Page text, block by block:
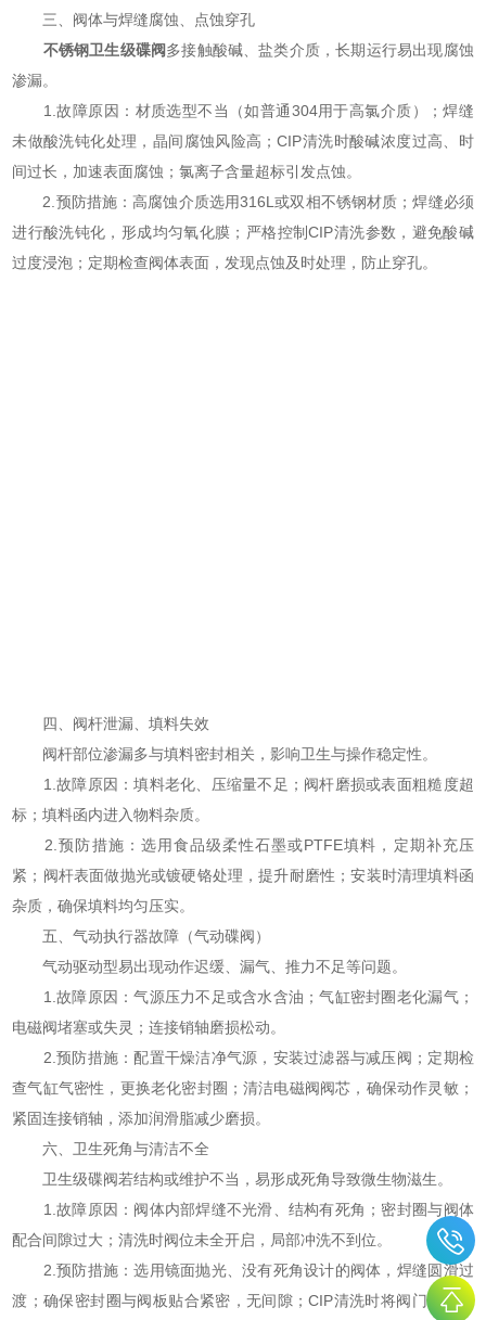
三、阀体与焊缝腐蚀、点蚀穿孔
不锈钢卫生级碟阀多接触酸碱、盐类介质，长期运行易出现腐蚀
渗漏。
1.故障原因：材质选型不当（如普通304用于高氯介质）；焊缝
未做酸洗钝化处理，晶间腐蚀风险高；CIP清洗时酸碱浓度过高、时
间过长，加速表面腐蚀；氯离子含量超标引发点蚀。
2.预防措施：高腐蚀介质选用316L或双相不锈钢材质；焊缝必须
进行酸洗钝化，形成均匀氧化膜；严格控制CIP清洗参数，避免酸碱
过度浸泡；定期检查阀体表面，发现点蚀及时处理，防止穿孔。
四、阀杆泄漏、填料失效
阀杆部位渗漏多与填料密封相关，影响卫生与操作稳定性。
1.故障原因：填料老化、压缩量不足；阀杆磨损或表面粗糙度超
标；填料函内进入物料杂质。
2.预防措施：选用食品级柔性石墨或PTFE填料，定期补充压
紧；阀杆表面做抛光或镀硬铬处理，提升耐磨性；安装时清理填料函
杂质，确保填料均匀压实。
五、气动执行器故障（气动碟阀）
气动驱动型易出现动作迟缓、漏气、推力不足等问题。
1.故障原因：气源压力不足或含水含油；气缸密封圈老化漏气；
电磁阀堵塞或失灵；连接销轴磨损松动。
2.预防措施：配置干燥洁净气源，安装过滤器与减压阀；定期检
查气缸气密性，更换老化密封圈；清洁电磁阀阀芯，确保动作灵敏；
紧固连接销轴，添加润滑脂减少磨损。
六、卫生死角与清洁不全
卫生级碟阀若结构或维护不当，易形成死角导致微生物滋生。
1.故障原因：阀体内部焊缝不光滑、结构有死角；密封圈与阀体
配合间隙过大；清洗时阀位未全开启，局部冲洗不到位。
2.预防措施：选用镜面抛光、没有死角设计的阀体，焊缝圆滑过
渡；确保密封圈与阀板贴合紧密，无间隙；CIP清洗时将阀门全开全